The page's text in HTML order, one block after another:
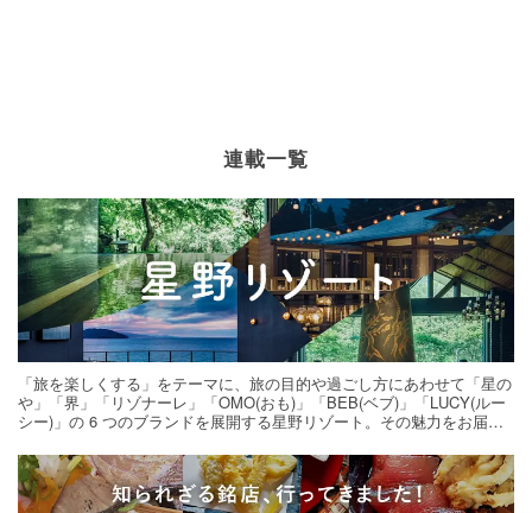
連載一覧
「旅を楽しくする」をテーマに、旅の目的や過ごし方にあわせて「星の
や」「界」「リゾナーレ」「OMO(おも)」「BEB(ベブ)」「LUCY(ルー
シー)」の 6 つのブランドを展開する星野リゾート。その魅力をお届け